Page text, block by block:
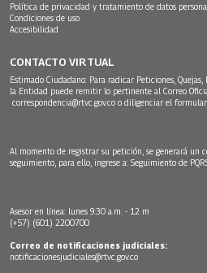
Política de privacidad y tratamiento de datos
Condiciones de uso
Accesibilidad
CONTACTO VIRTUAL
Estimado Ciudadano: Para radicar Peticiones,
la Entidad puede remitir lo pertinente al Correo
correspondencia@rtvc.gov.co o diligenciar el
Al momento de registrar su petición, se generará un
seguimiento, para ello, ingrese a: Seguimiento de
Asesor en línea: lunes 9:30 a.m. - 12 m
(+57) (601) 2200700
Correo de notificaciones judiciales:
notificacionesjudiciales@rtvc.gov.co